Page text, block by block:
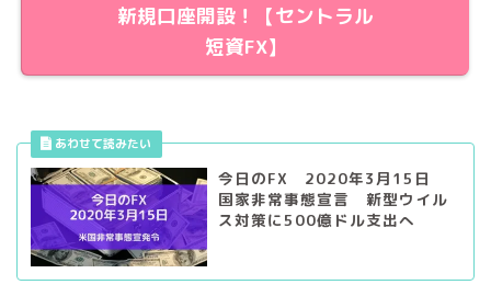
新規口座開設！【セントラル
短資FX】
今日のFX 2020年3月15日
国家非常事態宣言 新型ウイル
ス対策に500億ドル支出へ